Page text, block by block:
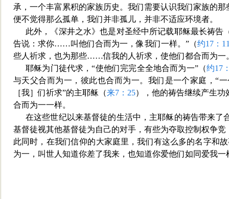
承，一个丰富累积的家族历史。我们需要认识我们家族的
便不觉得那么孤单，我们并非孤儿，并非不适应环境者。
此外，《深井之水》也是对圣经中所记载耶稣最长祷告
告说：求你……叫他们合而为一，像我们一样。”（约17：
些人祈求，也为那些……信我的人祈求，使他们都合而为一
耶稣为门徒代求，“使他们完完全全地合而为一”（约17
与天父合而为一，彼此也合而为一。我们是一个家庭，“
［我］们祈求”的主耶稣（来7：25），他的祷告继续产生
合而为一一样。
在这些世纪以来基督徒的生活中，主耶稣的祷告带来
基督徒视其他基督徒为自己的对手，有些为夺取控制权争
此同时，在我们信仰的大家庭里，我们有这么多的名字和
为一，叫世人知道你差了我来，也知道你爱他们如同爱我一